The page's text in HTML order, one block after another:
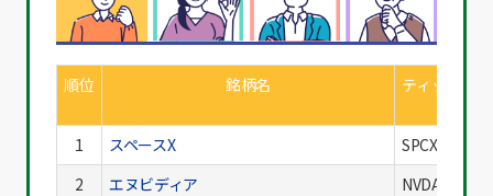
順位 銘柄名 ティッカー
1 スペースX SPCX
2
エヌビディア NVDA